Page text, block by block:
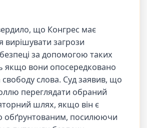
що Конгрес має
вирішувати загрози
за допомогою таких
якщо вони опосередковано
слова. Суд заявив, що
переглядати обраний
шлях, якщо він є
обґрунтованим, посилюючи